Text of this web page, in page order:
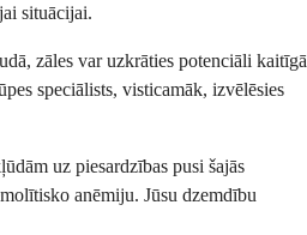
situācijai.
zāles var uzkrāties potenciāli kaitīgā
speciālists, visticamāk, izvēlēsies
uz piesardzības pusi šajās
anēmiju. Jūsu dzemdību